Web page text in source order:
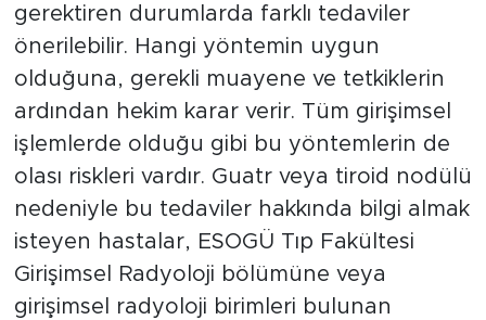
gerektiren durumlarda farklı tedaviler
önerilebilir. Hangi yöntemin uygun
olduğuna, gerekli muayene ve tetkiklerin
ardından hekim karar verir. Tüm girişimsel
işlemlerde olduğu gibi bu yöntemlerin de
olası riskleri vardır. Guatr veya tiroid nodülü
nedeniyle bu tedaviler hakkında bilgi almak
isteyen hastalar, ESOGÜ Tıp Fakültesi
Girişimsel Radyoloji bölümüne veya
girişimsel radyoloji birimleri bulunan